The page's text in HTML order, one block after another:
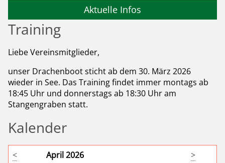
Aktuelle Infos
Training
Liebe Vereinsmitglieder,
unser Drachenboot sticht ab dem 30. März 2026
wieder in See. Das Training findet immer montags ab
18:45 Uhr und donnerstags ab 18:30 Uhr am
Stangengraben statt.
Kalender
< April 2026
>